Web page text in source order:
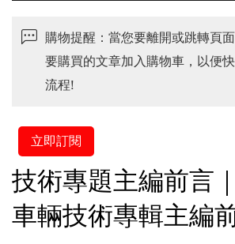
購物提醒：當您要離開或跳轉頁
要購買的文章加入購物車，以便
流程!
立即訂閱
技術專題主編前言
車輛技術專輯主編